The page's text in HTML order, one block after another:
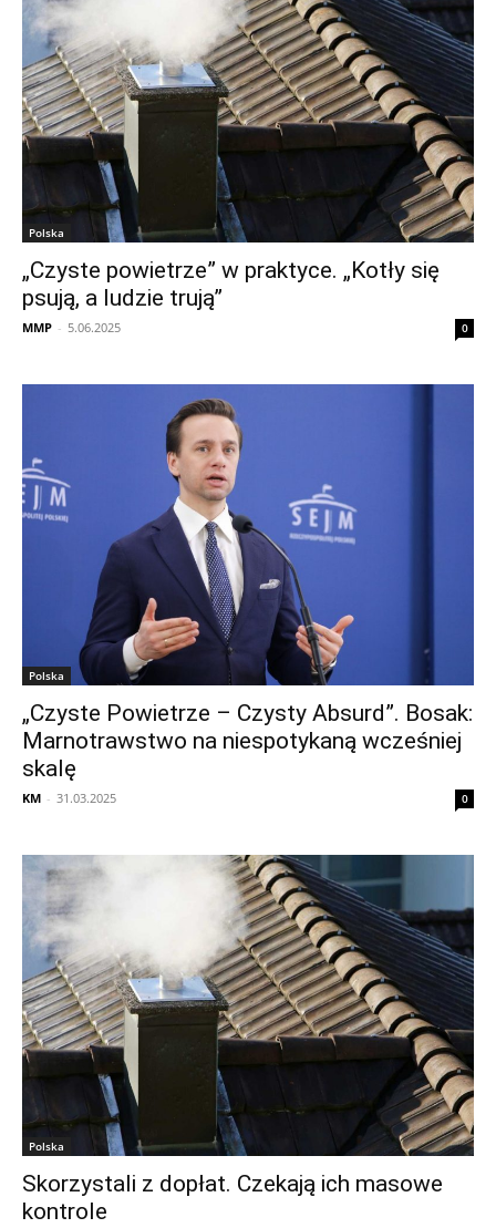
Polska
„Czyste powietrze” w praktyce. „Kotły się
psują, a ludzie trują”
MMP - 5.06.2025 0
Polska
„Czyste Powietrze – Czysty Absurd”. Bosak:
Marnotrawstwo na niespotykaną wcześniej
skalę
KM - 31.03.2025 0
Polska
Skorzystali z dopłat. Czekają ich masowe
kontrole